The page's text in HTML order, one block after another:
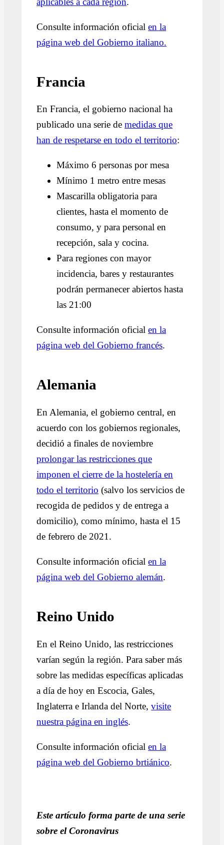
Consulte información oficialen la
página web del Gobierno italiano.
Francia
En Francia, el gobierno nacional ha
publicado una serie demedidas que
han de respetarse en todo el territorio:
Máximo 6 personas por mesa
Mínimo 1 metro entre mesas
Mascarilla obligatoria para
clientes, hasta el momento de
consumo, y para personal en
recepción, sala y cocina.
Para regiones con mayor
incidencia, bares y restaurantes
podrán permanecer abiertos hasta
las 21:00
Consulte información oficialen la
página web del Gobierno francés.
Alemania
En Alemania, el gobierno central, en
acuerdo con los gobiernos regionales,
decidió a finales de noviembre
prolongar las restricciones que
imponen el cierre de la hostelería en
todo el territorio (salvo los servicios de
recogida de pedidos y de entrega a
domicilio), como mínimo, hasta el 15
de febrero de 2021.
Consulte información oficialen la
página web del Gobierno alemán.
Reino Unido
En el Reino Unido, las restricciones
varían según la región. Para saber más
sobre las medidas específicas aplicadas
a día de hoy en Escocia, Gales,
Inglaterra e Irlanda del Norte,visite
nuestra página en inglés.
Consulte información oficialen la
página web del Gobierno brtiánico.
Este artículo forma parte de una serie
sobre el Coronavirus